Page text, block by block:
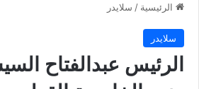
الرئيسية / سلايدر
سلايدر
الرئيس عبدالفتاح